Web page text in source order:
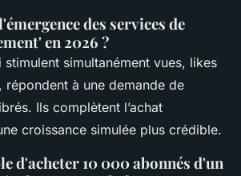
des services de
en 2026 ?
stimulent simultanément vues, likes
répondent à une demande de
Ils complètent l’achat
croissance simulée plus crédible.
d'acheter 10 000 abonnés d'un